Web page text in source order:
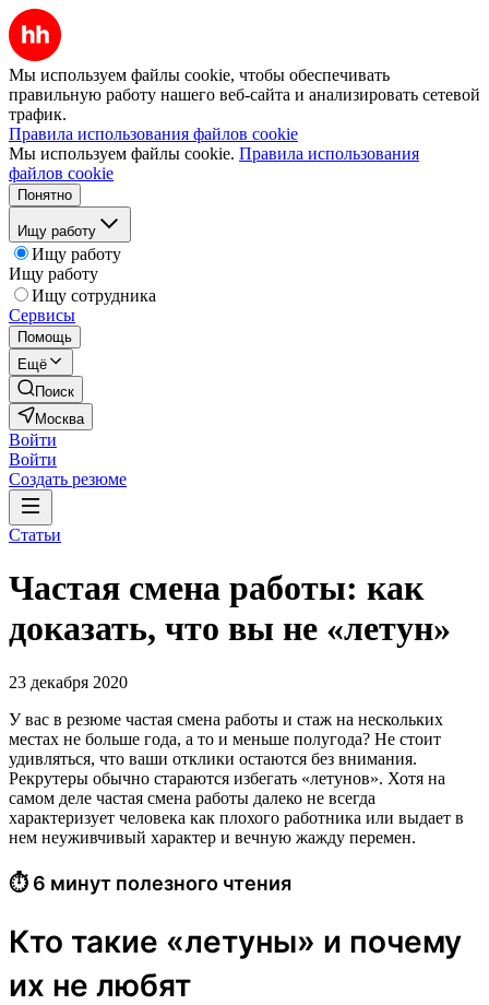
Мы используем файлы cookie, чтобы обеспечивать
правильную работу нашего веб-сайта и анализировать сетевой
трафик.
Правила использования файлов cookie
Мы используем файлы cookie. Правила использования
файлов cookie
Понятно
Ищу работу
Ищу работу
Ищу работу
Ищу сотрудника
Сервисы
Помощь
Ещё
Поиск
Москва
Войти
Войти
Создать резюме
Статьи
Частая смена работы: как
доказать, что вы не «летун»
23 декабря 2020
У вас в резюме частая смена работы и стаж на нескольких
местах не больше года, а то и меньше полугода? Не стоит
удивляться, что ваши отклики остаются без внимания.
Рекрутеры обычно стараются избегать «летунов». Хотя на
самом деле частая смена работы далеко не всегда
характеризует человека как плохого работника или выдает в
нем неуживчивый характер и вечную жажду перемен.
⏱ 6 минут полезного чтения
Кто такие «летуны» и почему
их не любят